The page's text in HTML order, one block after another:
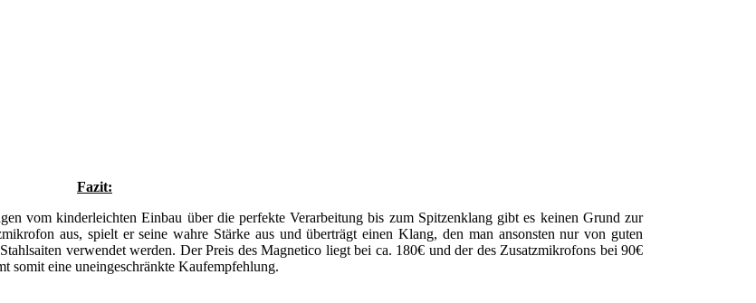
Fazit:
vom kinderleichten Einbau über die perfekte Verarbeitung bis zum Spitzenklang gibt es keinen Grund zur
aus, spielt er seine wahre Stärke aus und überträgt einen Klang, den man ansonsten nur von guten
verwendet werden. Der Preis des Magnetico liegt bei ca. 180€ und der des Zusatzmikrofons bei 90€
somit eine uneingeschränkte Kaufempfehlung.